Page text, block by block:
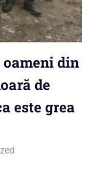
din
de
este grea